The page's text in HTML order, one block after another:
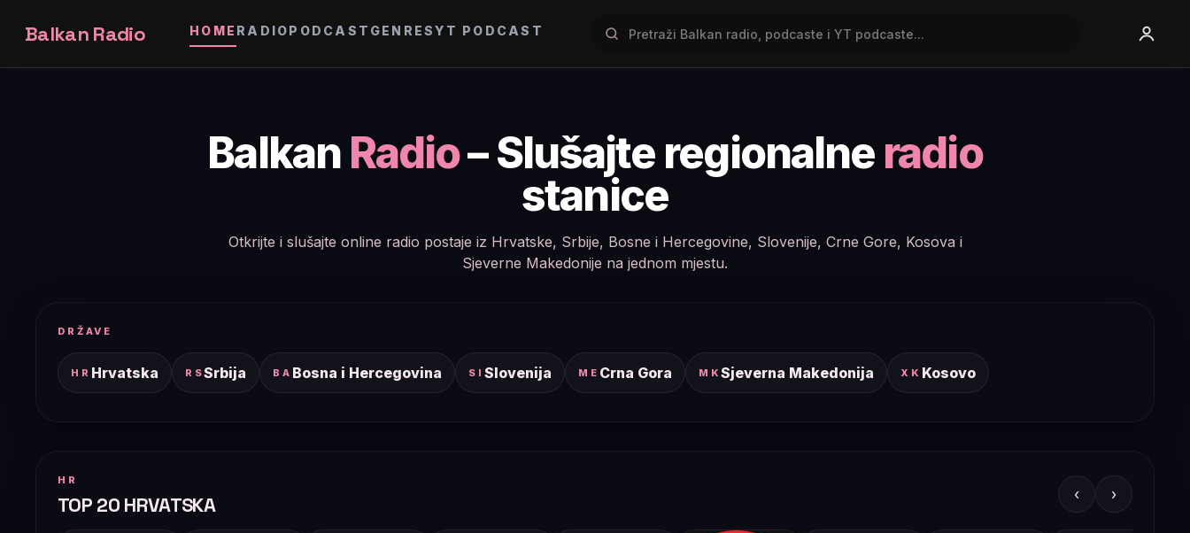
Balkan Radio HOME RADIOPODCAST GENRESYT PODCAST
Balkan Radio– Slušajte regionalne radio
stanice
Otkrijte i slušajte online radio postaje iz Hrvatske, Srbije, Bosne i Hercegovine, Slovenije, Crne Gore, Kosova i
Sjeverne Makedonije na jednom mjestu.
DRŽAVE
HR Hrvatska RSSrbija BA Bosna i Hercegovina SI Slovenija ME Crna Gora MKSjeverna Makedonija XK Kosovo
HR
TOP 20 HRVATSKA ‹ ›